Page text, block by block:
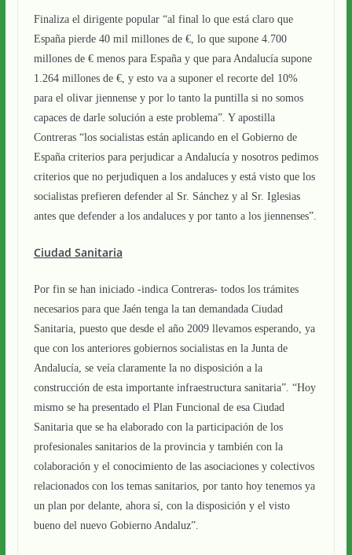
Finaliza el dirigente popular “al final lo que está claro que
España pierde 40 mil millones de €, lo que supone 4.700
millones de € menos para España y que para Andalucía supone
1.264 millones de €, y esto va a suponer el recorte del 10%
para el olivar jiennense y por lo tanto la puntilla si no somos
capaces de darle solución a este problema”. Y apostilla
Contreras “los socialistas están aplicando en el Gobierno de
España criterios para perjudicar a Andalucía y nosotros pedimos
criterios que no perjudiquen a los andaluces y está visto que los
socialistas prefieren defender al Sr. Sánchez y al Sr. Iglesias
antes que defender a los andaluces y por tanto a los jiennenses”.
Ciudad Sanitaria
Por fin se han iniciado -indica Contreras- todos los trámites
necesarios para que Jaén tenga la tan demandada Ciudad
Sanitaria, puesto que desde el año 2009 llevamos esperando, ya
que con los anteriores gobiernos socialistas en la Junta de
Andalucía, se veía claramente la no disposición a la
construcción de esta importante infraestructura sanitaria”. “Hoy
mismo se ha presentado el Plan Funcional de esa Ciudad
Sanitaria que se ha elaborado con la participación de los
profesionales sanitarios de la provincia y también con la
colaboración y el conocimiento de las asociaciones y colectivos
relacionados con los temas sanitarios, por tanto hoy tenemos ya
un plan por delante, ahora sí, con la disposición y el visto
bueno del nuevo Gobierno Andaluz”.